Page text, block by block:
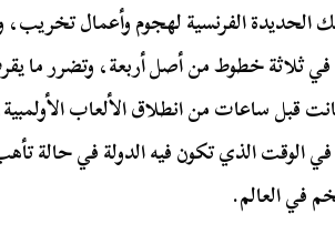
الحديدة الفرنسية لهجوم وأعمال
في ثلاثة خطوط من أصل أربعة، وتضرر ما
قبل ساعات من انطلاق الألعاب
الوقت الذي تكون فيه الدولة في حالة
في العالم.